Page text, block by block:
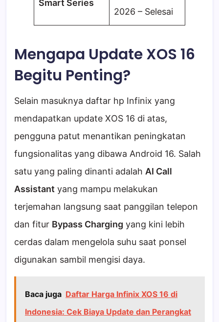
Smart Series
2026 – Selesai
Mengapa Update XOS 16
Begitu Penting?
Selain masuknya daftar hp Infinix yang
mendapatkan update XOS 16 di atas,
pengguna patut menantikan peningkatan
fungsionalitas yang dibawa Android 16. Salah
satu yang paling dinanti adalah AI Call
Assistant yang mampu melakukan
terjemahan langsung saat panggilan telepon
dan fitur Bypass Charging yang kini lebih
cerdas dalam mengelola suhu saat ponsel
digunakan sambil mengisi daya.
Baca juga Daftar Harga Infinix XOS 16 di
Indonesia: Cek Biaya Update dan Perangkat